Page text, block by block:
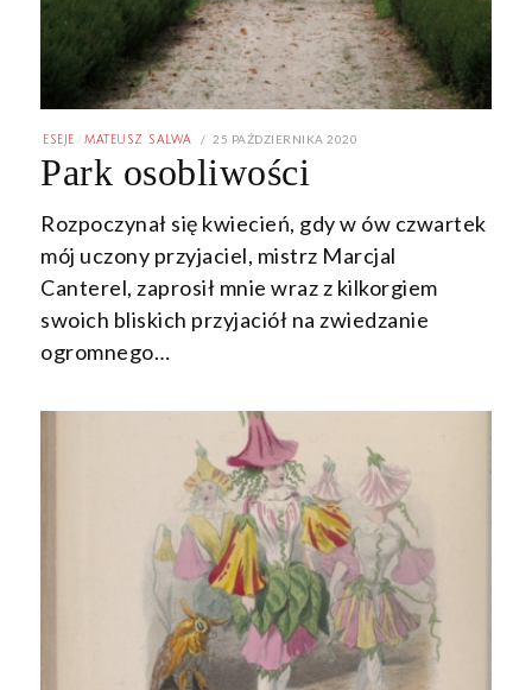
ESEJE MATEUSZ SALWA
POSTED
25 PAŹDZIERNIKA 2020
Park osobliwości
Rozpoczynał się kwiecień, gdy w ów czwartek
mój uczony przyjaciel, mistrz Marcjal
Canterel, zaprosił mnie wraz z kilkorgiem
swoich bliskich przyjaciół na zwiedzanie
ogromnego…